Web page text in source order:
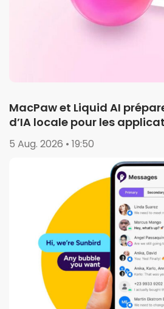
MacPaw et Liquid AI
d’IA locale pour les
5 Aug. 2026 • 19:50